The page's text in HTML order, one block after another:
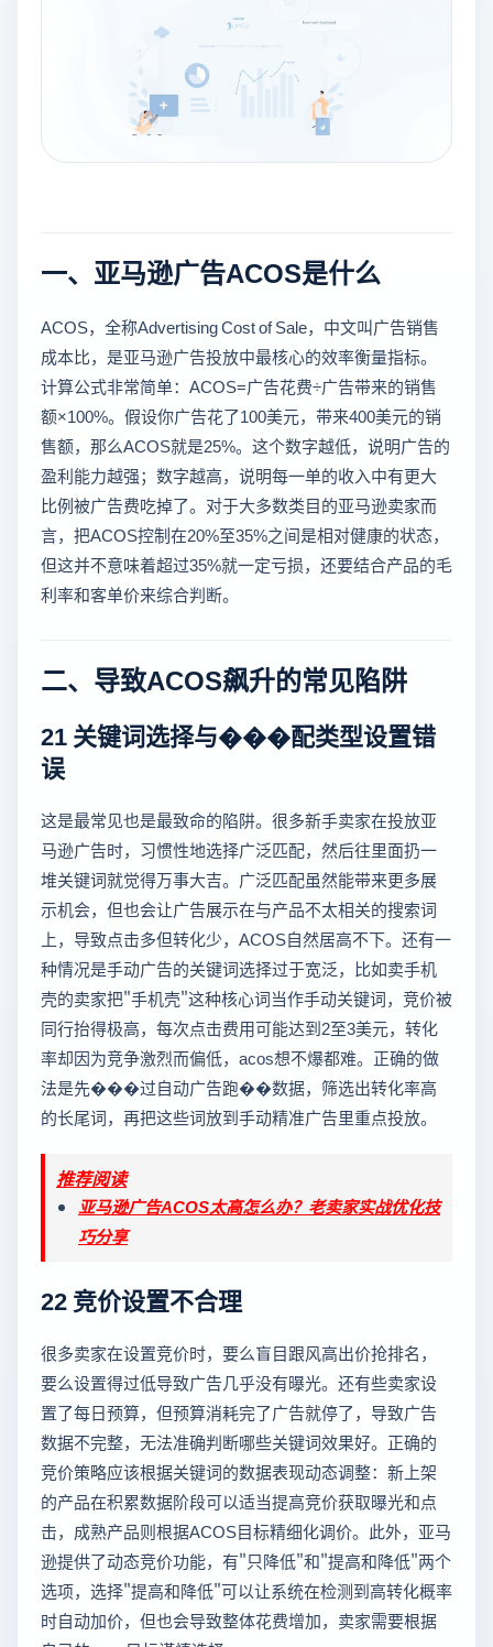
一、亚马逊广告ACOS是什么
ACOS，全称Advertising Cost of Sale，中文叫广告销售
成本比，是亚马逊广告投放中最核心的效率衡量指标。
计算公式非常简单：ACOS=广告花费÷广告带来的销售
额×100%。假设你广告花了100美元，带来400美元的销
售额，那么ACOS就是25%。这个数字越低，说明广告的
盈利能力越强；数字越高，说明每一单的收入中有更大
比例被广告费吃掉了。对于大多数类目的亚马逊卖家而
言，把ACOS控制在20%至35%之间是相对健康的状态，
但这并不意味着超过35%就一定亏损，还要结合产品的毛
利率和客单价来综合判断。
二、导致ACOS飙升的常见陷阱
21 关键词选择与���配类型设置错
误
这是最常见也是最致命的陷阱。很多新手卖家在投放亚
马逊广告时，习惯性地选择广泛匹配，然后往里面扔一
堆关键词就觉得万事大吉。广泛匹配虽然能带来更多展
示机会，但也会让广告展示在与产品不太相关的搜索词
上，导致点击多但转化少，ACOS自然居高不下。还有一
种情况是手动广告的关键词选择过于宽泛，比如卖手机
壳的卖家把"手机壳"这种核心词当作手动关键词，竞价被
同行抬得极高，每次点击费用可能达到2至3美元，转化
率却因为竞争激烈而偏低，acos想不爆都难。正确的做
法是先���过自动广告跑��数据，筛选出转化率高
的长尾词，再把这些词放到手动精准广告里重点投放。
推荐阅读
亚马逊广告ACOS太高怎么办？老卖家实战优化技
巧分享
22 竞价设置不合理
很多卖家在设置竞价时，要么盲目跟风高出价抢排名，
要么设置得过低导致广告几乎没有曝光。还有些卖家设
置了每日预算，但预算消耗完了广告就停了，导致广告
数据不完整，无法准确判断哪些关键词效果好。正确的
竞价策略应该根据关键词的数据表现动态调整：新上架
的产品在积累数据阶段可以适当提高竞价获取曝光和点
击，成熟产品则根据ACOS目标精细化调价。此外，亚马
逊提供了动态竞价功能，有"只降低"和"提高和降低"两个
选项，选择"提高和降低"可以让系统在检测到高转化概率
时自动加价，但也会导致整体花费增加，卖家需要根据